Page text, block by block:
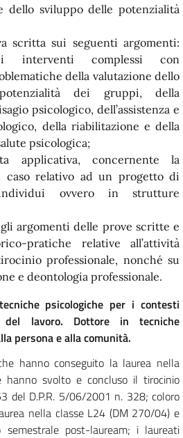
dello sviluppo delle potenzialità
scritta sui seguenti argomenti:
interventi complessi con
della valutazione dello
dei gruppi, della
psicologico, dell’assistenza e
della riabilitazione e della
psicologica;
applicativa, concernente la
caso relativo ad un progetto di
ovvero in strutture
argomenti delle prove scritte e
pratiche relative all’attività
professionale, nonché su
e deontologia professionale.
psicologiche per i contesti
del lavoro. Dottore in tecniche
persona e alla comunità.
hanno conseguito la laurea nella
svolto e concluso il tirocinio
del D.P.R. 5/06/2001 n. 328; coloro
nella classe L24 (DM 270/04) e
post-lauream; i laureati